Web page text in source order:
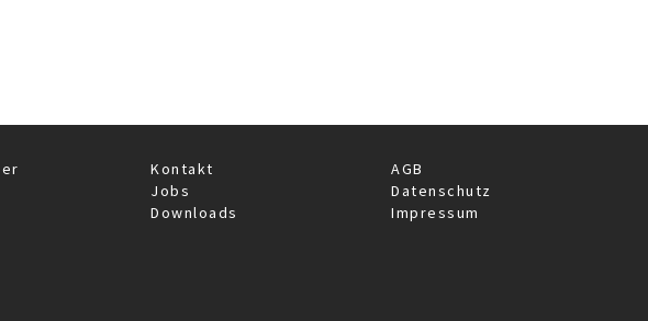
Kontakt
Jobs
Downloads
AGB
Datenschutz
Impressum